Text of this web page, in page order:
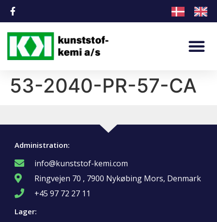
53-2040-PR-57-CA
Administration:
info@kunststof-kemi.com
Ringvejen 70 , 7900 Nykøbing Mors, Denmark
+45 97 72 27 11
Lager: